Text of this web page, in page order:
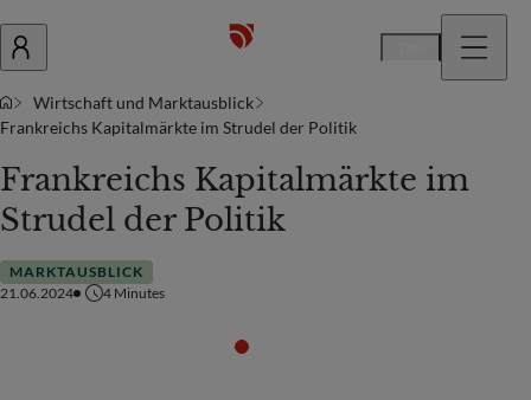
Wirtschaft und Marktausblick
Frankreichs Kapitalmärkte im Strudel der Politik
Frankreichs Kapitalmärkte im
Strudel der Politik
MARKTAUSBLICK
21.06.2024
4 Minutes